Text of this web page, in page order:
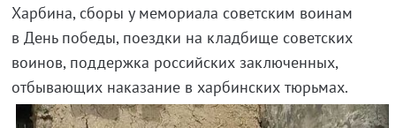
Харбина, сборы у мемориала советским воинам
в День победы, поездки на кладбище советских
воинов, поддержка российских заключенных,
отбывающих наказание в харбинских тюрьмах.